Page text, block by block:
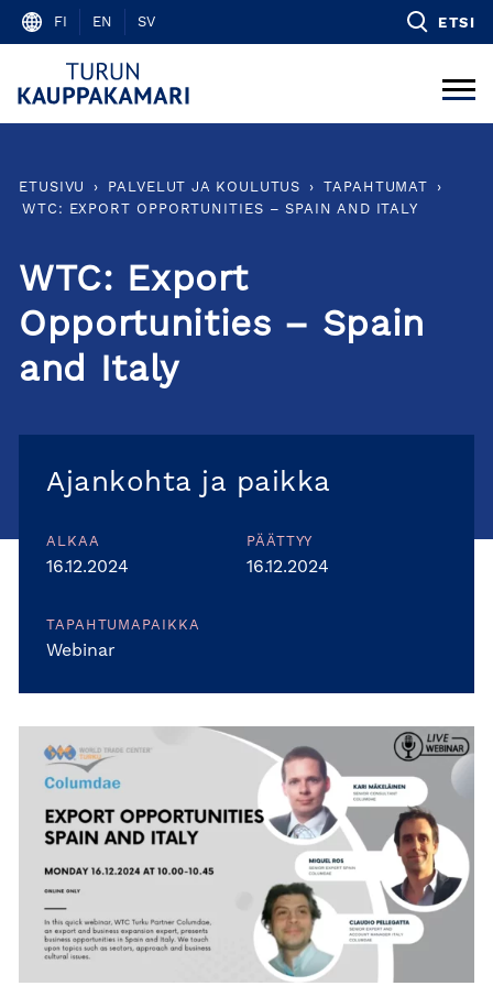
Skip
content
FI EN SV ETSI
ETUSIVU › PALVELUT JA KOULUTUS › TAPAHTUMAT
›
WTC: EXPORT OPPORTUNITIES – SPAIN AND ITALY
WTC: Export
Opportunities – Spain
and Italy
Ajankohta ja paikka
ALKAA
16.12.2024
PÄÄTTYY
16.12.2024
TAPAHTUMAPAIKKA
Webinar